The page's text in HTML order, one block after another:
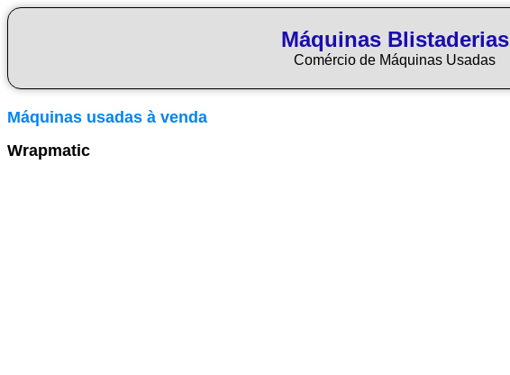
Máquinas Blistaderias
Comércio de Máquinas Usadas
Máquinas usadas à venda
Wrapmatic